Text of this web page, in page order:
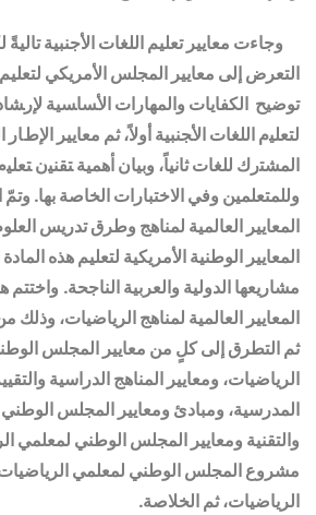
وجاءت معايير تعليم اللغات الأجنبية
التعرض إلى معايير المجلس الأمريكي لتعليم
توضيح الكفايات والمهارات ﺍﻷﺴﺎﺴﻴﺔ
ﻟﺘﻌﻠﻴﻡ ﺍﻟﻠﻐﺎﺕ ﺍﻷﺠﻨﺒﻴﺔ أولاً، ثم معايير
ﺍﻟﻤﺸﺘﺭﻙ ﻟﻠﻐﺎﺕ ثانياً، وبيان ﺃﻫﻤﻴﺔ ﺘﻘﻨﻴﻥ
وللمتعلمين وفي الاختبارات الخاصة بها. وتمّ
المعايير العالمية لمناهج وطرق تدريس
المعايير الوطنية الأمريكية لتعليم هذه
مشاريعها الدولية والعربية الناجحة. واختتم
المعايير العالمية لمناهج الرياضيات،
ثم التطرق إلىكلٍ من معايير المجلس
الرياضيات، ومعايير المناهج الدراسية
المدرسية، ومبادئ ومعايير المجلس
والتقنية ومعايير المجلس الوطني لمعلمي
مشروع المجلس الوطني لمعلمي
الرياضيات، ثم الخلاصة.